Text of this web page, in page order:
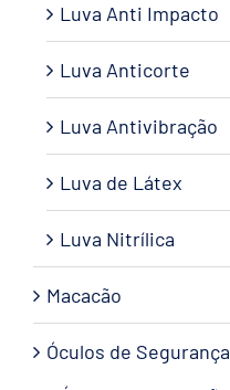
Luva Anti Impacto
Luva Anticorte
Luva Antivibração
Luva de Látex
Luva Nitrílica
Macacão
Óculos de Segurança